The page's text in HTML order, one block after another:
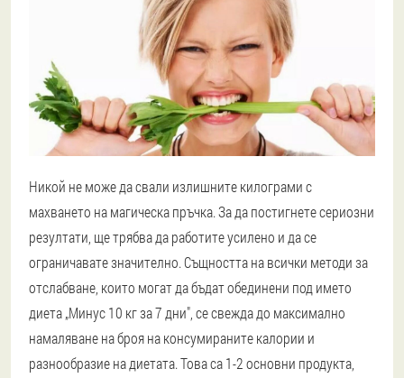
Никой не може да свали излишните килограми с
махването на магическа пръчка. За да постигнете сериозни
резултати, ще трябва да работите усилено и да се
ограничавате значително. Същността на всички методи за
отслабване, които могат да бъдат обединени под името
диета „Минус 10 кг за 7 дни", се свежда до максимално
намаляване на броя на консумираните калории и
разнообразие на диетата. Това са 1-2 основни продукта,